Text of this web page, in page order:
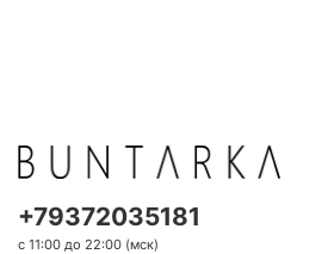
+79372035181
с 11:00 до 22:00 (мск)